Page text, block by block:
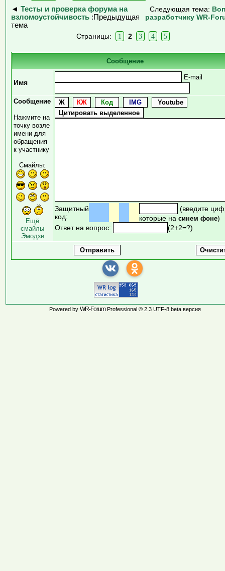
◄ Тесты и проверка форума на
взломоустойчивость :Предыдущая
тема
Следующая тема:
разработчику WR-
Страницы: 1 2 3 4 5
Сообщение
Имя
E-mail
Сообщение
Нажмите на
точку возле
имени для
обращения
к участнику
Смайлы:
Ещё
смайлы
Эмодзи
Защитный
код:
(введите
которые на синем фоне)
Ответ на вопрос:
(2+2=?)
Powered by WR-ForumProfessional © 2.3 UTF-8 beta версия